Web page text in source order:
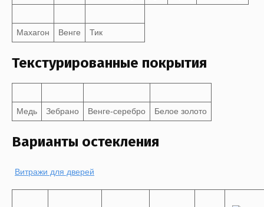
Махагон Венге Тик
Текстурированные покрытия
Медь Зебрано Венге-серебро Белое золото
Варианты остекления
Витражи для дверей